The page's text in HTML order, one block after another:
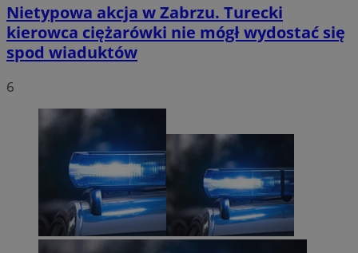
Nietypowa akcja w Zabrzu. Turecki
kierowca ciężarówki nie mógł wydostać się
spod wiaduktów
6